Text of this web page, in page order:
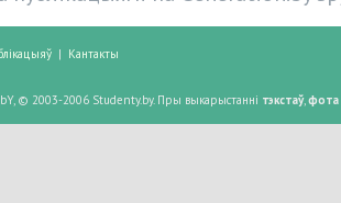
| Кантакты
© 2003-2006 Studenty.by. Пры выкарыстанні тэкстаў,фота